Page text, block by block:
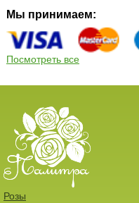
Мы принимаем:
Посмотреть все
Розы